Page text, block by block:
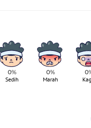
0%
Sedih
0%
Marah